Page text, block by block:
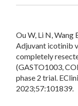
Ou W, Li N, Wang
Adjuvant icotinib
completely
(GASTO1003,
phase 2 trial.
2023;57:101839.